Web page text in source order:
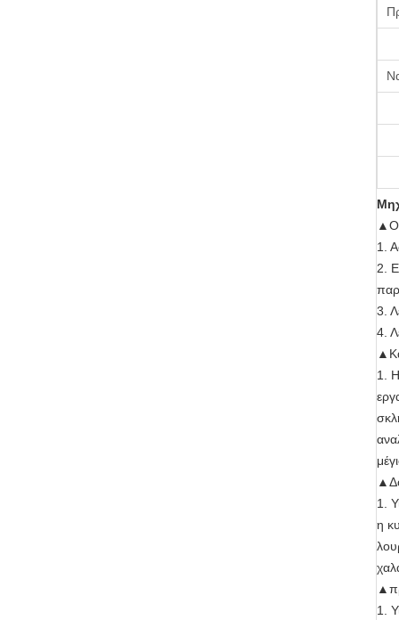
▲
1.
2.
3.
4.
1.
1.
η
1.